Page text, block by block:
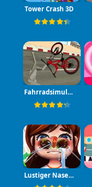
Tower Crash 3D
Fahrradsimulator
Lustiger Nasendoktor